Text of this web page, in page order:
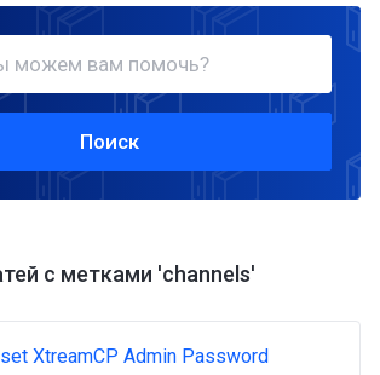
Поиск
с метками 'channels'
XtreamCP Admin Password